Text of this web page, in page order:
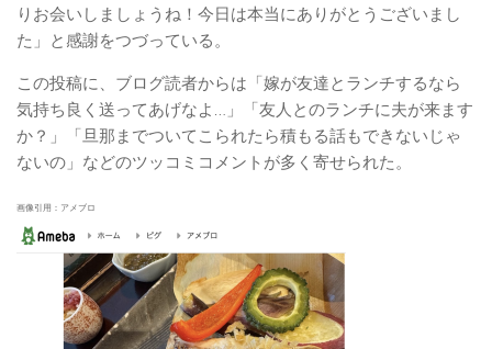
りお会いしましょうね！今日は本当にありがとうございまし
た」と感謝をつづっている。
この投稿に、ブログ読者からは「嫁が友達とランチするなら
気持ち良く送ってあげなよ…」「友人とのランチに夫が来ます
か？」「旦那までついてこられたら積もる話もできないじゃ
ないの」などのツッコミコメントが多く寄せられた。
画像引用：アメブロ